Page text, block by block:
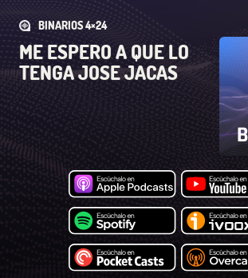
BINARIOS 4×24
ME ESPERO A QUE LO
TENGA JOSE JACAS